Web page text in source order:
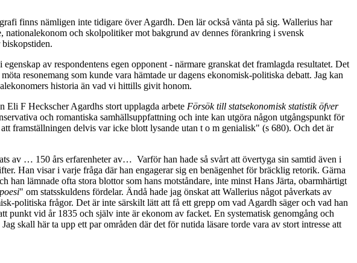
finns nämligen inte tidigare över Agardh. Den lär också vänta på sig. Wallerius har
och skolpolitiker mot bakgrund av dennes förankring i svensk
av respondentens egen opponent - närmare granskat det framlagda resultatet. Det
resonemang som kunde vara hämtade ur dagens ekonomisk-politiska debatt. Jag kan
historia än vad vi hittills givit honom.
Eli F Heckscher Agardhs stort upplagda arbete Försök till statsekonomisk statistik öfver
och romantiska samhällsuppfattning och inte kan utgöra någon utgångspunkt för
framställningen delvis var icke blott lysande utan t o m genialisk" (s 680). Och det är
av … 150 års erfarenheter av… Varför han hade så svårt att övertyga sin samtid även i
Han visar i varje fråga där han engagerar sig en benägenhet för bräcklig retorik. Gärna
lämnade ofta stora blottor som hans motståndare, inte minst Hans Järta, obarmhärtigt
" om statsskuldens fördelar. Ändå hade jag önskat att Wallerius något påverkats av
politiska frågor. Det är inte särskilt lätt att få ett grepp om vad Agardh säger och vad han
vid år 1835 och själv inte är ekonom av facket. En systematisk genomgång och
skall här ta upp ett par områden där det för nutida läsare torde vara av stort intresse att